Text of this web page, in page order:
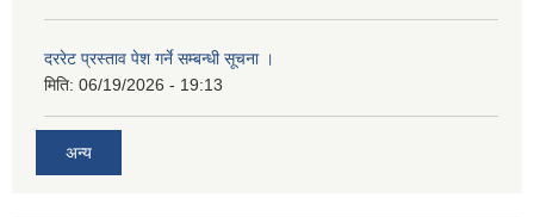
दररेट प्रस्ताव पेश गर्ने सम्बन्धी सूचना ।
मिति: 06/19/2026 - 19:13
अन्य